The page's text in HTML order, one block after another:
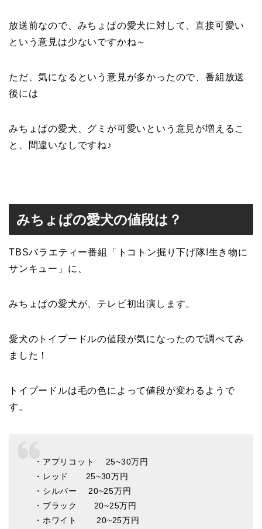
放送前なので、みちょぱの愛犬に対して、直接可愛い
という意見は少ないですかね～
ただ、気になるという意見が多かったので、番組放送
後には
みちょぱの愛犬、グミが可愛いという意見が増えるこ
と、間違いなしですね♪
みちょぱの愛犬の値段は？
TBSバラエティー番組「トコトン掘り下げ隊!生き物に
サンキュー」に、
みちょぱの愛犬が、テレビ初出演します。
愛犬のトイプードルの値段が気になったので調べてみ
ました！
トイプードルは毛の色によって値段が変わるようで
す。
・アプリコット 25~30万円
・レッド 25~30万円
・シルバー 20~25万円
・ブラック 20~25万円
・ホワイト 20~25万円